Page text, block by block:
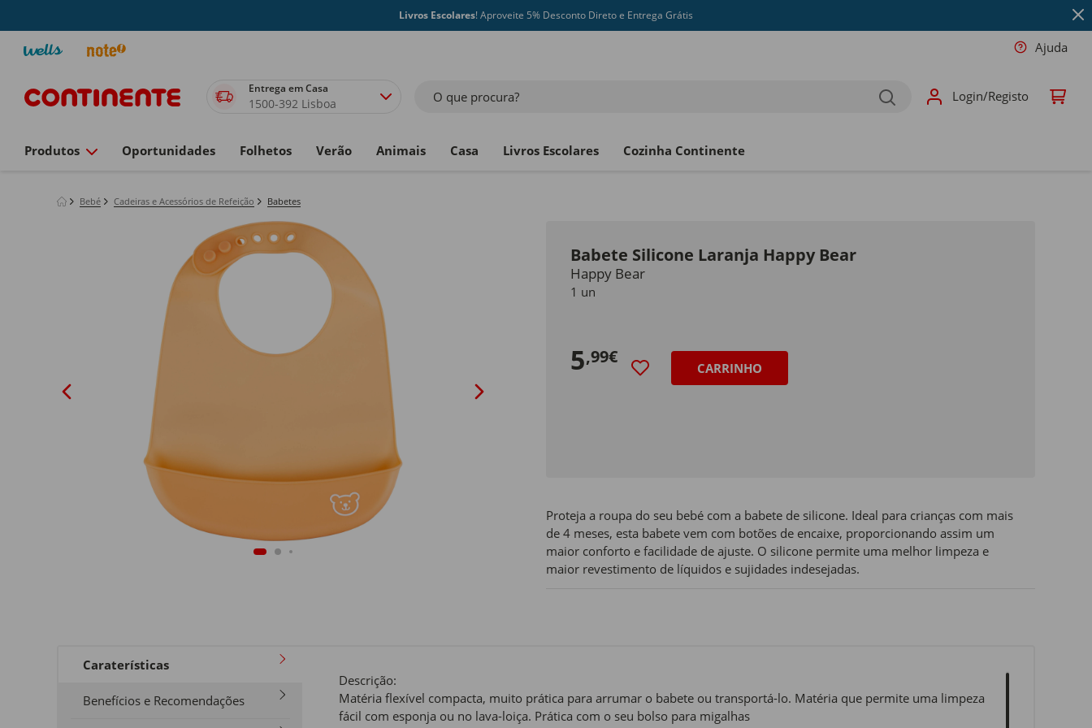
Livros Escolares! Aproveite 5% Desconto Direto e Entrega Grátis
Ajuda
Entrega em Casa
1500-392 Lisboa O que procura? Login/Registo
Produtos Oportunidades Folhetos Verão Animais Casa Livros Escolares Cozinha Continente
Bebé Cadeiras e Acessórios de Refeição Babetes
Babete Silicone Laranja Happy Bear
Happy Bear
1 un
5,99€
CARRINHO
Proteja a roupa do seu bebé com a babete de silicone. Ideal para crianças com mais
de 4 meses, esta babete vem com botões de encaixe, proporcionando assim um
maior conforto e facilidade de ajuste. O silicone permite uma melhor limpeza e
maior revestimento de líquidos e sujidades indesejadas.
Caraterísticas
Benefícios e Recomendações
Descrição:
Matéria flexível compacta, muito prática para arrumar o babete ou transportá-lo. Matéria que permite uma limpeza
fácil com esponja ou no lava-loiça. Prática com o seu bolso para migalhas